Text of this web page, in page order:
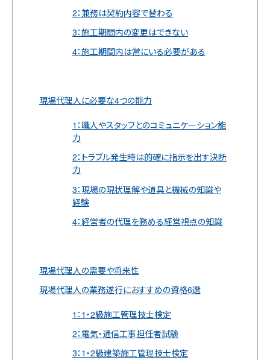
2：兼務は契約内容で替わる
3：施工期間内の変更はできない
4：施工期間内は常にいる必要がある
現場代理人に必要な4つの能力
1：職人やスタッフとのコミュニケーション能
力
2：トラブル発生時は的確に指示を出す決断
力
3：現場の現状理解や道具と機械の知識や
経験
4：経営者の代理を務める経営視点の知識
現場代理人の需要や将来性
現場代理人の業務遂行におすすめの資格6選
1：1・2級施工管理技士検定
2：電気・通信工事担任者試験
3：1・2級建築施工管理技士検定